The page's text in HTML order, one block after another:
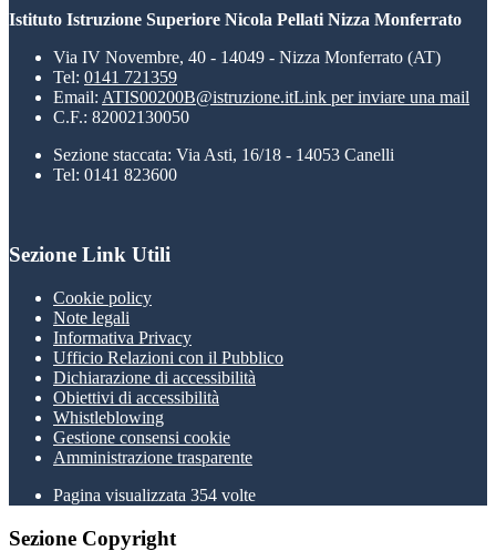
Istituto Istruzione Superiore Nicola Pellati Nizza Monferrato
Via IV Novembre, 40 - 14049 - Nizza Monferrato (AT)
Tel: 0141 721359
Email: ATIS00200B@istruzione.itLink per inviare una mail
C.F.: 82002130050
Sezione staccata: Via Asti, 16/18 - 14053 Canelli
Tel: 0141 823600
Sezione Link Utili
Cookie policy
Note legali
Informativa Privacy
Ufficio Relazioni con il Pubblico
Dichiarazione di accessibilità
Obiettivi di accessibilità
Whistleblowing
Gestione consensi cookie
Amministrazione trasparente
Pagina visualizzata 354 volte
Sezione Copyright